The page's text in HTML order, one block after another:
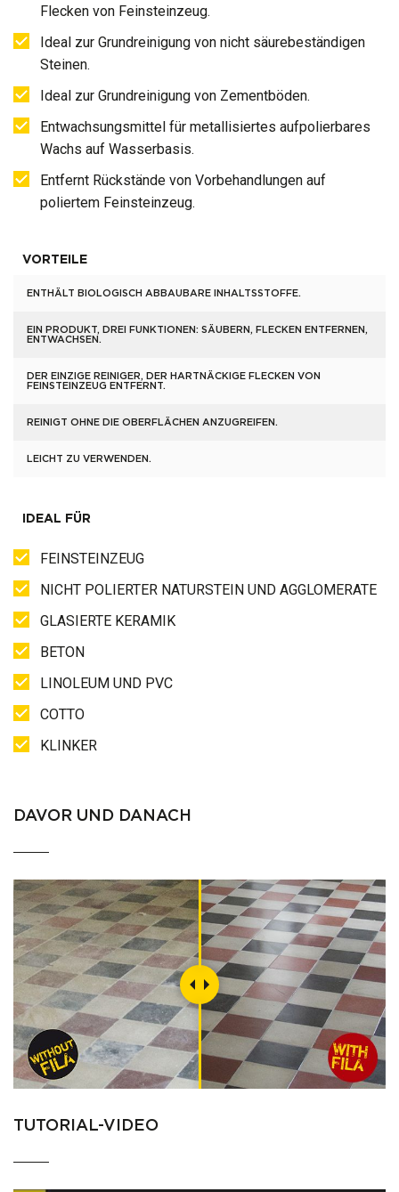
Flecken von Feinsteinzeug.
Ideal zur Grundreinigung von nicht säurebeständigen
Steinen.
Ideal zur Grundreinigung von Zementböden.
Entwachsungsmittel für metallisiertes aufpolierbares
Wachs auf Wasserbasis.
Entfernt Rückstände von Vorbehandlungen auf
poliertem Feinsteinzeug.
VORTEILE
ENTHÄLT BIOLOGISCH ABBAUBARE INHALTSSTOFFE.
EIN PRODUKT, DREI FUNKTIONEN: SÄUBERN, FLECKEN ENTFERNEN,
ENTWACHSEN.
DER EINZIGE REINIGER, DER HARTNÄCKIGE FLECKEN VON
FEINSTEINZEUG ENTFERNT.
REINIGT OHNE DIE OBERFLÄCHEN ANZUGREIFEN.
LEICHT ZU VERWENDEN.
IDEAL FÜR
FEINSTEINZEUG
NICHT POLIERTER NATURSTEIN UND AGGLOMERATE
GLASIERTE KERAMIK
BETON
LINOLEUM UND PVC
COTTO
KLINKER
DAVOR UND DANACH
TUTORIAL-VIDEO